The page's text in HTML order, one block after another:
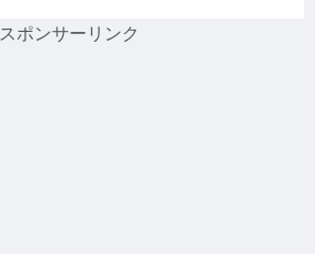
スポンサーリンク